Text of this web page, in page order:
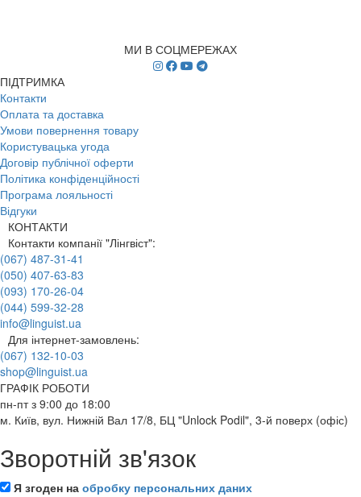
МИ В СОЦМЕРЕЖАХ
ПІДТРИМКА
Контакти
Оплата та доставка
Умови повернення товару
Користувацька угода
Договір публічної оферти
Політика конфіденційності
Програма лояльності
Відгуки
КОНТАКТИ
Контакти компанії "Лінгвіст":
(067) 487-31-41
(050) 407-63-83
(093) 170-26-04
(044) 599-32-28
info@linguist.ua
Для інтернет-замовлень:
(067) 132-10-03
shop@linguist.ua
ГРАФІК РОБОТИ
пн-пт з 9:00 до 18:00
м. Київ, вул. Нижній Вал 17/8, БЦ "Unlock Podil", 3-й поверх (офіс)
Зворотній зв'язок
Я згоден на обробку персональних даних